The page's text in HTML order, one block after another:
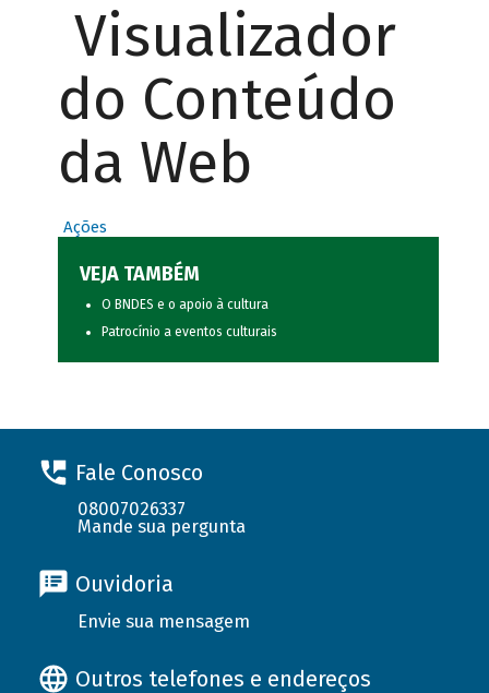
Visualizador
do Conteúdo
da Web
Ações
VEJA TAMBÉM
O BNDES e o apoio à cultura
Patrocínio a eventos culturais
Fale Conosco
08007026337
Mande sua pergunta
Ouvidoria
Envie sua mensagem
Outros telefones e endereços